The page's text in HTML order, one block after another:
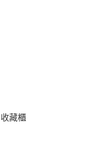
方式。 讓您購物簡單
至「AFTEE先享後付」
藏櫃